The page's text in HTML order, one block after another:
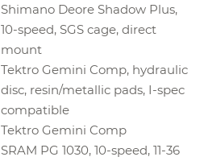
Shimano Deore Shadow Plus,
10-speed, SGS cage, direct
mount
Tektro Gemini Comp, hydraulic
disc, resin/metallic pads, I-spec
compatible
Tektro Gemini Comp
SRAM PG 1030, 10-speed, 11-36